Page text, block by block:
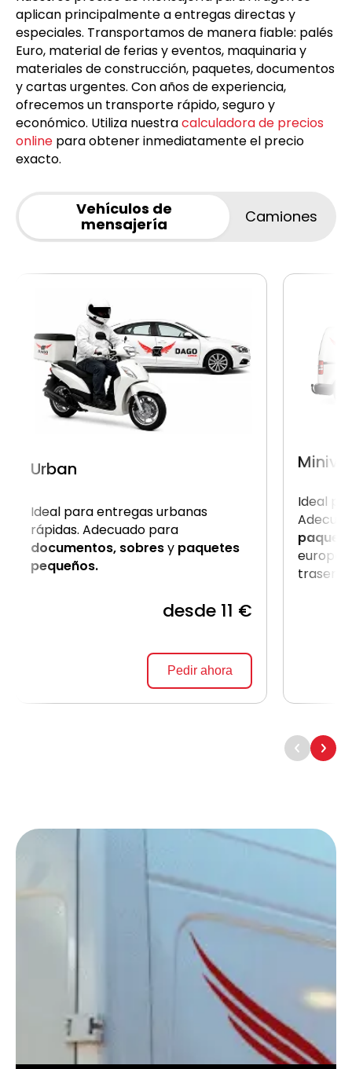
aplican principalmente a entregas directas y
especiales. Transportamos de manera fiable: palés
Euro, material de ferias y eventos, maquinaria y
materiales de construcción, paquetes, documentos
y cartas urgentes. Con años de experiencia,
ofrecemos un transporte rápido, seguro y
económico. Utiliza nuestracalculadora de precios
online para obtener inmediatamente el precio
exacto.
Vehículos de
mensajería
Camiones
Urban
Ideal para entregas urbanas
rápidas. Adecuado para
documentos, sobresy paquetes
pequeños.
desde 11 €
Pedir ahora
Ideal
trasera.